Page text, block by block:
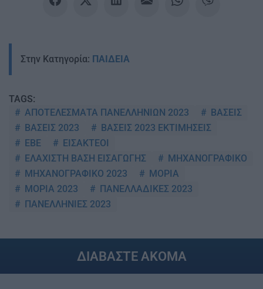
Στην Κατηγορία: ΠΑΙΔΕΙΑ
TAGS:
ΑΠΟΤΕΛΕΣΜΑΤΑ ΠΑΝΕΛΛΗΝΙΩΝ 2023
ΒΑΣΕΙΣ
ΒΑΣΕΙΣ 2023
ΒΑΣΕΙΣ 2023 ΕΚΤΙΜΗΣΕΙΣ
ΕΒΕ
ΕΙΣΑΚΤΕΟΙ
ΕΛΑΧΙΣΤΗ ΒΑΣΗ ΕΙΣΑΓΩΓΗΣ
ΜΗΧΑΝΟΓΡΑΦΙΚΟ
ΜΗΧΑΝΟΓΡΑΦΙΚΟ 2023
ΜΟΡΙΑ
ΜΟΡΙΑ 2023
ΠΑΝΕΛΛΑΔΙΚΕΣ 2023
ΠΑΝΕΛΛΗΝΙΕΣ 2023
ΔΙΑΒΑΣΤΕ ΑΚΟΜΑ